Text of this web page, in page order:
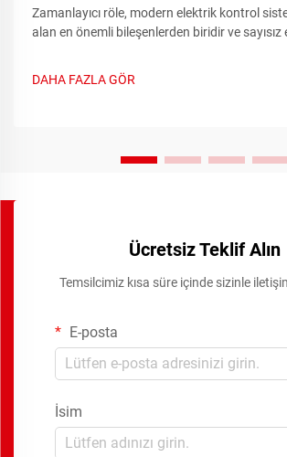
Zamanlayıcı röle, modern elektrik kontrol
alan en önemli bileşenlerden biridir ve sayısız
gelişmiş cihazlar geleneksel röle anahtarlama
DAHA FAZLA GÖR
Ücretsiz Teklif Alın
Temsilcimiz kısa süre içinde sizinle
E-posta
İsim